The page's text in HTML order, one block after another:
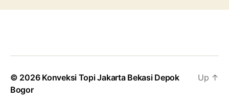
© 2026 Konveksi Topi Jakarta Bekasi Depok
Bogor
Up ↑